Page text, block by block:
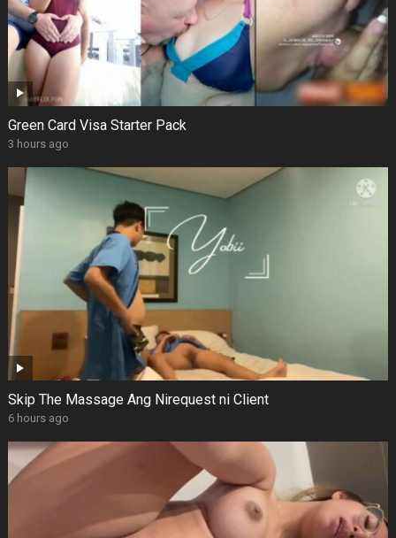
Green Card Visa Starter Pack
3 hours ago
Skip The Massage Ang Nirequest ni Client
6 hours ago